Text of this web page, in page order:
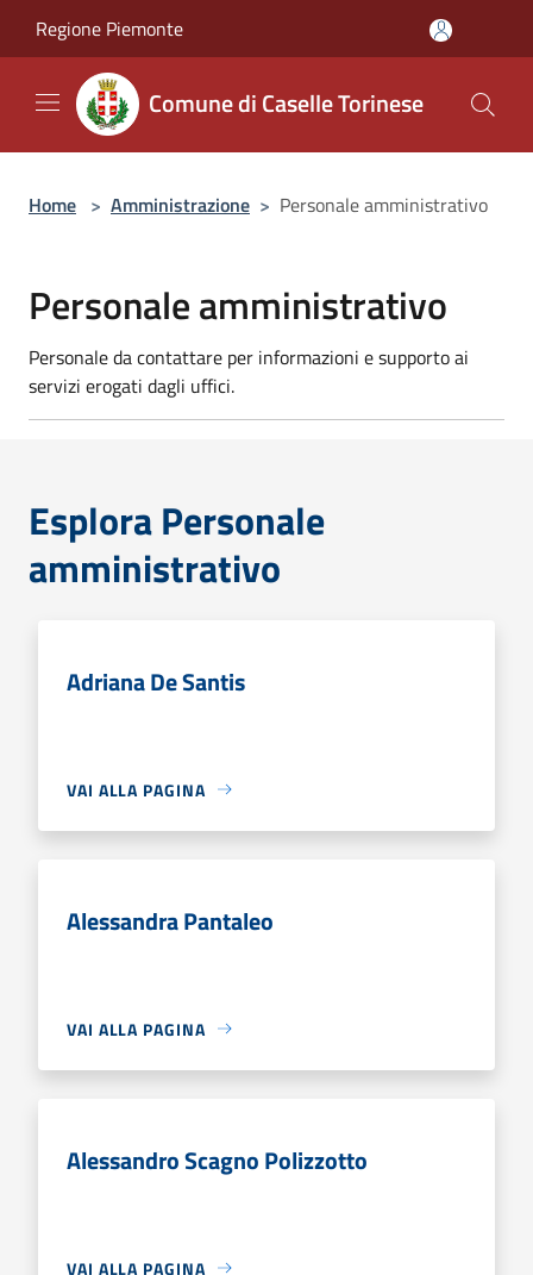
Regione Piemonte
Comune di Caselle Torinese
Home > Amministrazione > Personale amministrativo
Personale amministrativo
Personale da contattare per informazioni e supporto ai
servizi erogati dagli uffici.
Esplora Personale
amministrativo
Adriana De Santis
VAI ALLA PAGINA
Alessandra Pantaleo
VAI ALLA PAGINA
Alessandro Scagno Polizzotto
VAI ALLA PAGINA